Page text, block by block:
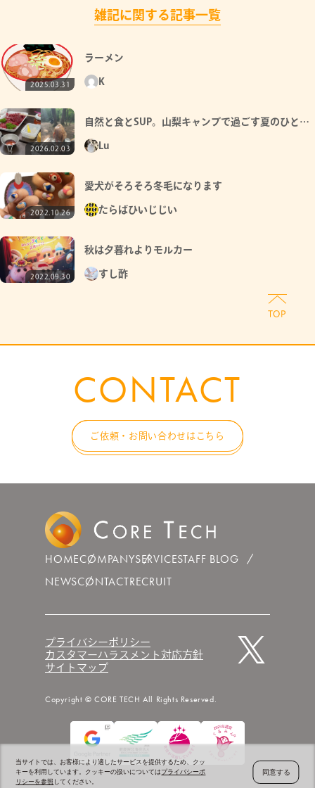
雑記に関する記事一覧
2025.03.31
ラーメン
K
2026.02.03
自然と食とSUP。山梨キャンプで過ごす夏のひとと
き
Lu
2022.10.26
愛犬がそろそろ冬毛になります
たらばひいじじい
2022.09.30
秋は夕暮れよりモルカー
すし酢
CONTACT
ご依頼・お問い合わせはこちら
HOMECOMPANYSERVICESTAFF BLOG
NEWSCONTACTRECRUIT
プライバシーポリシー
カスタマーハラスメント対応方針
サイトマップ
Copyright © CORE TECH All Rights Reserved.
当サイトでは、お客様により適したサービスを提供するため、クッ
キーを利用しています。クッキーの扱いについては プライバシーポ
リシーを参照 してください。
同意する